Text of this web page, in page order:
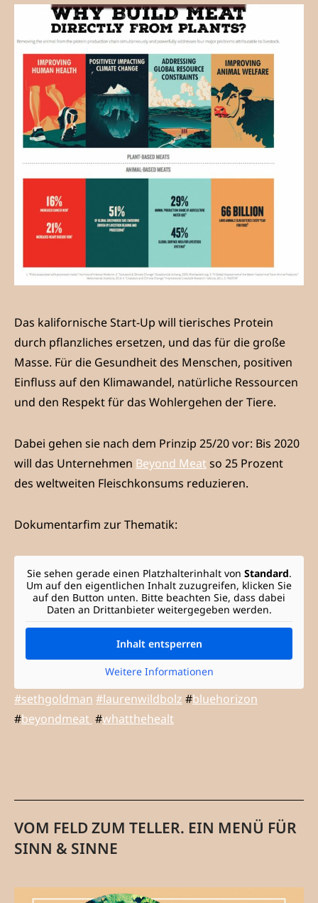
Das kalifornische Start-Up will tierisches Protein
durch pflanzliches ersetzen, und das für die große
Masse. Für die Gesundheit des Menschen, positiven
Einfluss auf den Klimawandel, natürliche Ressourcen
und den Respekt für das Wohlergehen der Tiere.
Dabei gehen sie nach dem Prinzip 25/20 vor: Bis 2020
will das Unternehmen Beyond Meatso 25 Prozent
des weltweiten Fleischkonsums reduzieren.
Dokumentarfim zur Thematik:
Sie sehen gerade einen Platzhalterinhalt von Standard.
Um auf den eigentlichen Inhalt zuzugreifen, klicken Sie
auf den Button unten. Bitte beachten Sie, dass dabei
Daten an Drittanbieter weitergegeben werden.
Inhalt entsperren
Weitere Informationen
#sethgoldman #laurenwildbolz #bluehorizon
#beyondmeat #whatthehealt
VOM FELD ZUM TELLER. EIN MENÜ FÜR
SINN & SINNE